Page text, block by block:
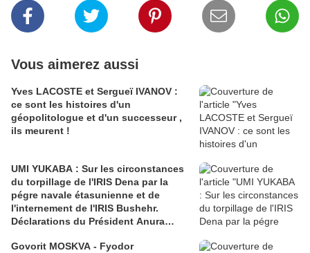
Vous aimerez aussi
Yves LACOSTE et Sergueï IVANOV :
ce sont les histoires d'un
géopolitologue et d'un successeur ,
ils meurent !
UMI YUKABA : Sur les circonstances
du torpillage de l'IRIS Dena par la
pégre navale étasunienne et de
l'internement de l'IRIS Bushehr.
Déclarations du Président Anura
Govorit MOSKVA - Fyodor